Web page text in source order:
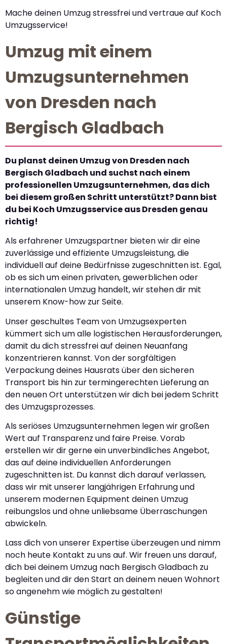
Mache deinen Umzug stressfrei und vertraue auf Koch
Umzugsservice!
Umzug mit einem
Umzugsunternehmen
von Dresden nach
Bergisch Gladbach
Du planst deinen Umzug von Dresden nach
Bergisch Gladbach und suchst nach einem
professionellen Umzugsunternehmen, das dich
bei diesem großen Schritt unterstützt? Dann bist
du bei Koch Umzugsservice aus Dresden genau
richtig!
Als erfahrener Umzugspartner bieten wir dir eine
zuverlässige und effiziente Umzugsleistung, die
individuell auf deine Bedürfnisse zugeschnitten ist. Egal,
ob es sich um einen privaten, gewerblichen oder
internationalen Umzug handelt, wir stehen dir mit
unserem Know-how zur Seite.
Unser geschultes Team von Umzugsexperten
kümmert sich um alle logistischen Herausforderungen,
damit du dich stressfrei auf deinen Neuanfang
konzentrieren kannst. Von der sorgfältigen
Verpackung deines Hausrats über den sicheren
Transport bis hin zur termingerechten Lieferung an
den neuen Ort unterstützen wir dich bei jedem Schritt
des Umzugsprozesses.
Als seriöses Umzugsunternehmen legen wir großen
Wert auf Transparenz und faire Preise. Vorab
erstellen wir dir gerne ein unverbindliches Angebot,
das auf deine individuellen Anforderungen
zugeschnitten ist. Du kannst dich darauf verlassen,
dass wir mit unserer langjährigen Erfahrung und
unserem modernen Equipment deinen Umzug
reibungslos und ohne unliebsame Überraschungen
abwickeln.
Lass dich von unserer Expertise überzeugen und nimm
noch heute Kontakt zu uns auf. Wir freuen uns darauf,
dich bei deinem Umzug nach Bergisch Gladbach zu
begleiten und dir den Start an deinem neuen Wohnort
so angenehm wie möglich zu gestalten!
Günstige